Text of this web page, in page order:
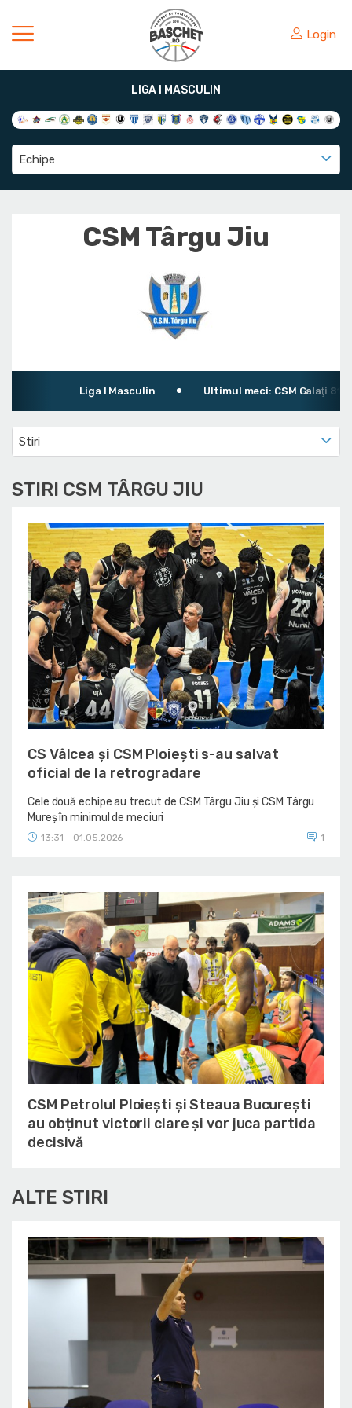
Login
LIGA I MASCULIN
Echipe
CSM Târgu Jiu
Liga I Masculin Ultimul meci: CSM Galaţi 81 - 88
Stiri
STIRI CSM TÂRGU JIU
CS Vâlcea și CSM Ploiești s-au salvat
oficial de la retrogradare
Cele două echipe au trecut de CSM Târgu Jiu și CSM Târgu
Mureș în minimul de meciuri
13:31 01.05.2026 1
CSM Petrolul Ploiești și Steaua București
au obținut victorii clare și vor juca partida
decisivă
ALTE STIRI